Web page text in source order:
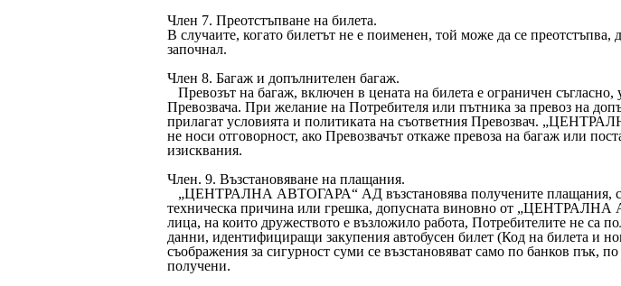
Член 7. Преотстъпване на билета.
В случаите, когато билетът не е поименен, той може да се преотстъпва,
започнал.
Член 8. Багаж и допълнителен багаж.
Превозът на багаж, включен в цената на билета е ограничен съгласно,
Превозвача. При желание на Потребителя или пътника за превоз на
прилагат условията и политиката на съответния Превозвач.
не носи отговорност, ако Превозвачът откаже превоза на багаж или
изисквания.
Член. 9. Възстановяване на плащания.
„ЦЕНТРАЛНА АВТОГАРА“ АД възстановява получените плащания,
техническа причина или грешка, допусната виновно от
лица, на които дружеството е възложило работа, Потребителите не са
данни, идентифициращи закупения автобусен билет (Код на билета и
съображения за сигурност суми се възстановяват само по банков пък, по
получени.